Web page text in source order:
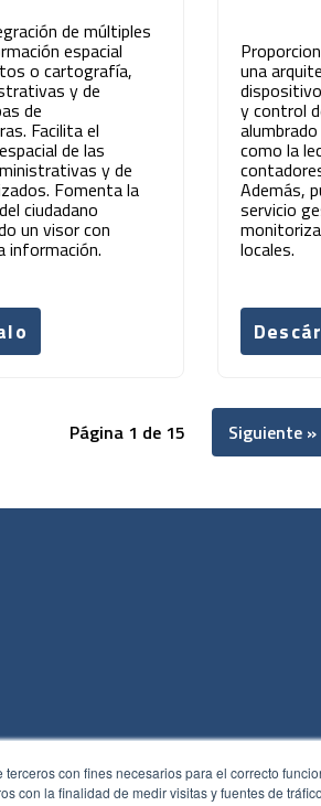
con fines necesarios para el correcto
con la finalidad de medir visitas y fuentes de
de múltiples
espacial
o cartografía,
y de
de
Facilita el
de las
y de
Fomenta la
ciudadano
un visor con
información.
una
y control
como la
Además,
servicio
locales.
Página 1 de 15 Siguiente »